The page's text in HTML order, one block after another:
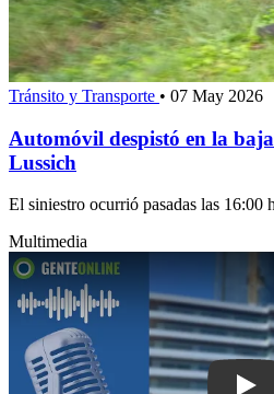
Tránsito y Transporte • 07 May 2026
Automóvil despistó en la
Lussich
El siniestro ocurrió pasadas las 16:00
Multimedia